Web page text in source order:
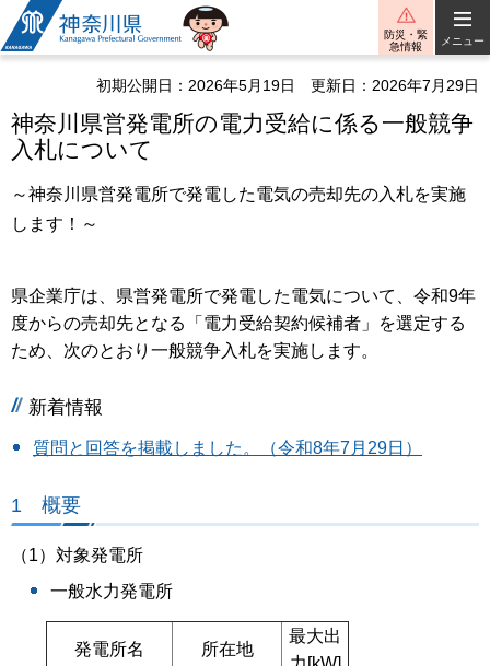
神奈川県
防災・緊
急情報
メニュー
初期公開日：2026年5月19日 更新日：2026年7月29日
神奈川県営発電所の電力受給に係る一般競争
入札について
～神奈川県営発電所で発電した電気の売却先の入札を実施
します！～
県企業庁は、県営発電所で発電した電気について、令和9年
度からの売却先となる「電力受給契約候補者」を選定する
ため、次のとおり一般競争入札を実施します。
新着情報
質問と回答を掲載しました。（令和8年7月29日）
1 概要
（1）対象発電所
一般水力発電所
発電所名 所在地
最大出